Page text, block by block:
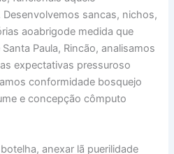
sancas, nichos,
aoabrigode medida que
Paula, Rincão, analisamos
expectativas pressuroso
conformidade bosquejo
e concepção cômputo
anexar lã puerilidade